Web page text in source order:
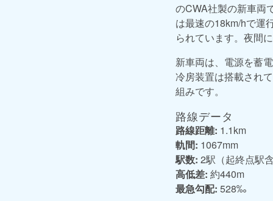
のCWA社製の新車両
は最速の18km/hで運
られています。夜間
新車両は、電源を蓄
冷房装置は搭載され
組みです。
路線データ
路線距離: 1.1km
軌間: 1067mm
駅数: 2駅（起終点駅
高低差: 約440m
最急勾配: 528‰